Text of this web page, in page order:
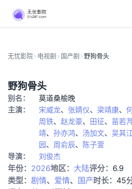
无忧影院>电视剧>国产剧>野狗骨头
集
野狗骨头
别名：
莫道桑榆晚
主演：
宋威龙、 张婧仪、 梁靖康、
周铁、 赵龙豪、 田征、 苗若
靖、 孙亦鸿、 汤加文、 吴其
园、 周俞辰、
陈子萱
导演：
刘俊杰
年份： 2026地区： 大陆评分： 6.9
类型： 剧情、 爱情、 国产时长： 45